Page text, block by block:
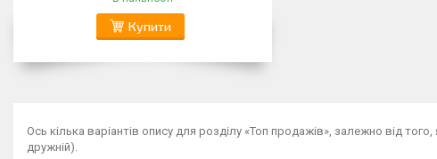
Купити
Ось кілька варіантів опису для розділу «Топ продажів», залежно від
дружній).